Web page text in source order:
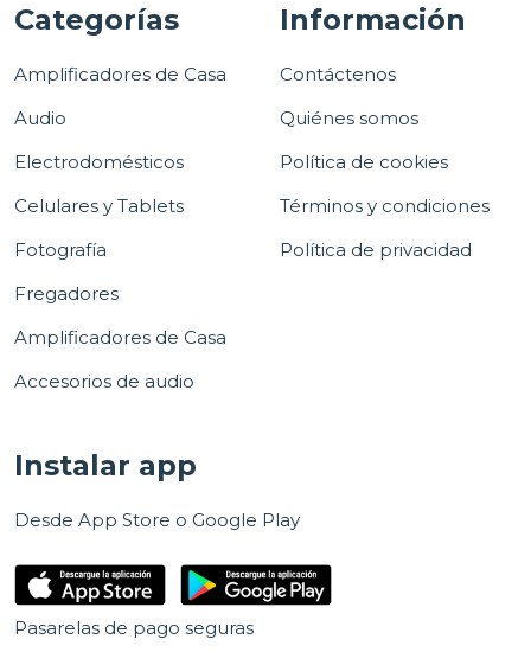
Categorías
Amplificadores de Casa
Audio
Electrodomésticos
Celulares y Tablets
Fotografía
Fregadores
Amplificadores de Casa
Accesorios de audio
Información
Contáctenos
Quiénes somos
Política de cookies
Términos y condiciones
Política de privacidad
Instalar app
Desde App Store o Google Play
Pasarelas de pago seguras